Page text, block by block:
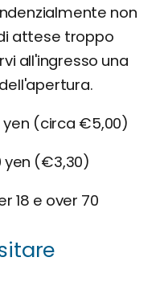
non
attese troppo
all'ingresso una
yen (circa €5,00)
yen (€3,30)
18 e over 70